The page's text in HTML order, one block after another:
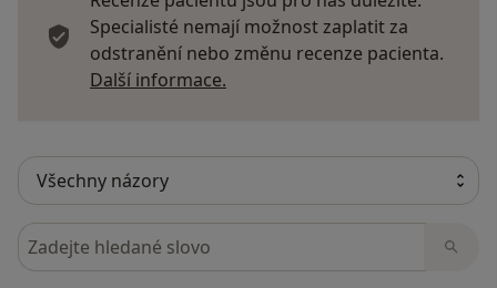
Specialisté nemají možnost zaplatit za
odstranění nebo změnu recenze pacienta.
Další informace.
Hledejte v názorech